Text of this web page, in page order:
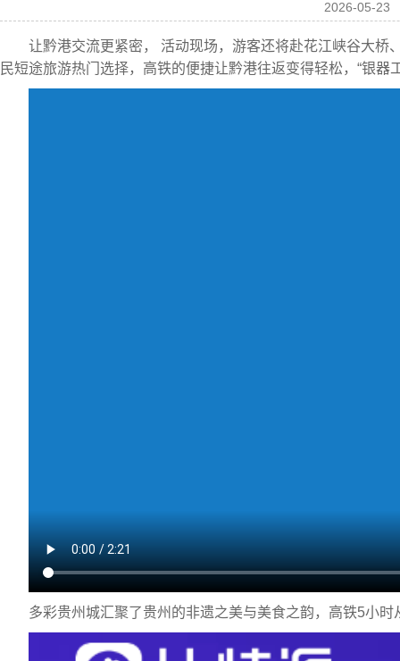
2026-05-23
让黔港交流更紧密， 活动现场，游客还将赴花江峡谷大
民短途旅游热门选择，高铁的便捷让黔港往返变得轻松，“银器
多彩贵州城汇聚了贵州的非遗之美与美食之韵，高铁5小